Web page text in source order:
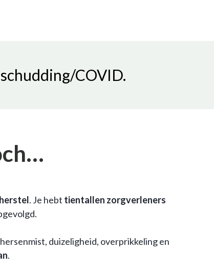
COVID.
. Je hebt tientallen zorgverleners
duizeligheid, overprikkeling en
.